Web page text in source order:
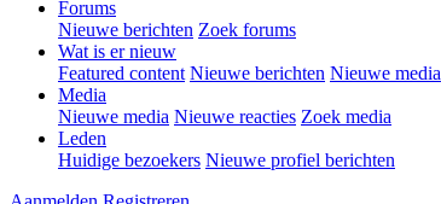
Forums
Nieuwe berichten Zoek forums
Wat is er nieuw
Featured content Nieuwe berichten Nieuwe media
Media
Nieuwe media Nieuwe reacties Zoek media
Leden
Huidige bezoekers Nieuwe profiel berichten